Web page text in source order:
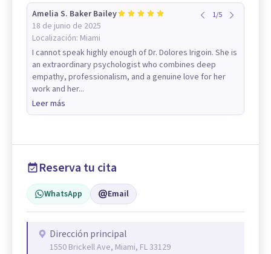
Amelia S. Baker Bailey
18 de junio de 2025
Localización: Miami
1/5
I cannot speak highly enough of Dr. Dolores Irigoin. She is
an extraordinary psychologist who combines deep
empathy, professionalism, and a genuine love for her
work and her...
Leer más
Reserva tu cita
WhatsApp Email
Dirección principal
1550 Brickell Ave, Miami, FL 33129